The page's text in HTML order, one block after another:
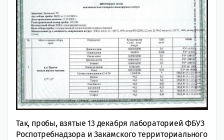
Так, пробы, взятые 13 декабря лабораторией ФБУЗ
Роспотребнадзора и Закамского территориального